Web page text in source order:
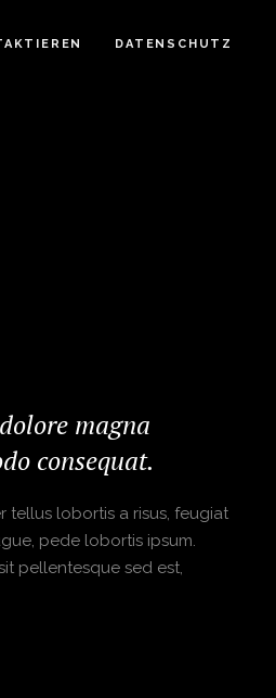
DATENSCHUTZ
magna
consequat.
tellus lobortis a risus, feugiat
pede lobortis ipsum.
pellentesque sed est,